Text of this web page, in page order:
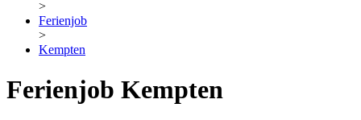
>
Ferienjob
>
Kempten
Ferienjob Kempten